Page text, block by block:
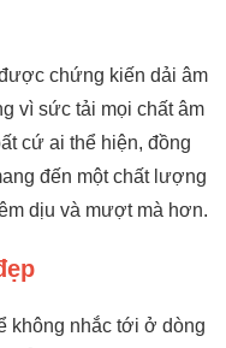
chứng kiến dải âm
vì sức tải mọi chất âm
cứ ai thể hiện, đồng
đến một chất lượng
dịu và mượt mà hơn.
không nhắc tới ở dòng